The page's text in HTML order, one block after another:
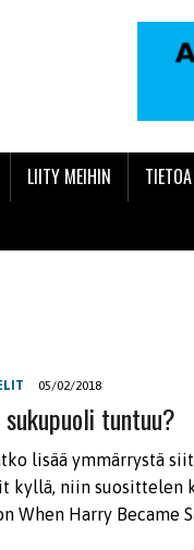
LIITY MEIHIN
05/02/2018
tuntuu?
lisää ymmärrystä
kyllä, niin suosittelen
When Harry Became